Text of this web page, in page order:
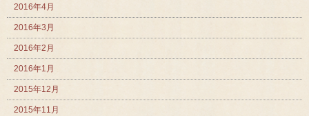
2016年4月
2016年3月
2016年2月
2016年1月
2015年12月
2015年11月